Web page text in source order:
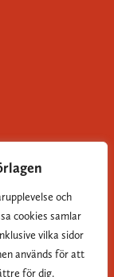
och
cookies samlar
vilka sidor
används för att
för dig.